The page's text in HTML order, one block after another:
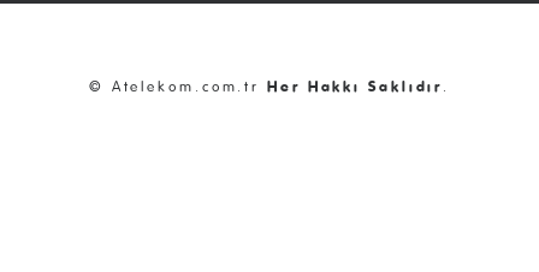
© Atelekom.com.trHer Hakkı Saklıdır .